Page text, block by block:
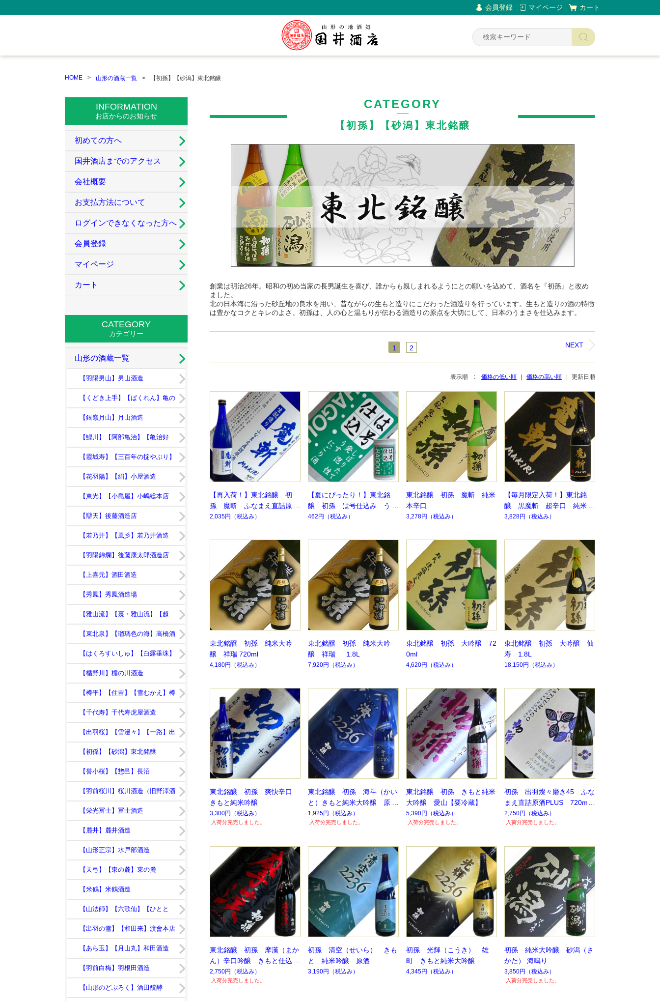
会員登録 マイページ カート
HOME 山形の酒蔵一覧 【初孫】【砂潟】東北銘醸
CATEGORY
【初孫】【砂潟】東北銘醸
創業は明治26年。昭和の初め当家の長男誕生を喜び、誰からも親しまれるようにとの願いを込めて、酒名を『初孫』と改め
ました。
北の日本海に沿った砂丘地の良水を用い、昔ながらの生もと造りにこだわった酒造りを行っています。生もと造りの酒の特徴
は豊かなコクとキレのよさ。初孫は、人の心と温もりが伝わる酒造りの原点を大切にして、日本のうまさを仕込みます。
NEXT
1 2
表示順 : 価格の低い順 価格の高い順 更新日順
【再入荷！】東北銘醸 初
孫 魔斬 ふなまえ直詰原
酒 純米吟醸 720ml
2,035円 （税込み）
【夏にぴったり！】東北銘
醸 初孫 は号仕込み うす
にごり生酒 180ml【要冷
462円 （税込み）
東北銘醸 初孫 魔斬 純米
本辛口
3,278円 （税込み）
【毎月限定入荷！】東北銘
醸 黒魔斬 超辛口 純米大
吟醸
3,828円 （税込み）
東北銘醸 初孫 純米大吟
醸 祥瑞 720ml
4,180円 （税込み）
東北銘醸 初孫 純米大吟
醸 祥瑞 1.8L
7,920円 （税込み）
東北銘醸 初孫 大吟醸 72
0ml
4,620円 （税込み）
東北銘醸 初孫 大吟醸 仙
寿 1.8L
18,150円 （税込み）
東北銘醸 初孫 爽快辛口
きもと純米吟醸
3,300円 （税込み）
入荷分完売しました。
東北銘醸 初孫 海斗（かい
と）きもと純米大吟醸 原
酒 720ml
1,925円 （税込み）
入荷分完売しました。
東北銘醸 初孫 きもと純米
大吟醸 愛山【要冷蔵】
5,390円 （税込み）
入荷分完売しました。
初孫 出羽燦々磨き45 ふな
まえ直詰原酒PLUS 720ml
2,750円 （税込み）
入荷分完売しました。
東北銘醸 初孫 摩漢（まか
ん）辛口吟醸 きもと仕込み
2,750円 （税込み）
入荷分完売しました。
初孫 清空（せいら） きも
と 純米吟醸 原酒
3,190円 （税込み）
初孫 光輝（こうき） 雄
町 きもと純米大吟醸
4,345円 （税込み）
初孫 純米大吟醸 砂潟（さ
かた） 海鳴り
3,850円 （税込み）
入荷分完売しました。
INFORMATION
お店からのお知らせ
初めての方へ
国井酒店までのアクセス
会社概要
お支払方法について
ログインできなくなった方へ
会員登録
マイページ
カート
CATEGORY
カテゴリー
山形の酒蔵一覧
【羽陽男山】男山酒造
【くどき上手】【ばくれん】亀の
井酒造
【銀嶺月山】月山酒造
【鯉川】【阿部亀治】【亀治好
日】鯉川酒造
【霞城寿】【三百年の掟やぶり】
寿虎屋酒造
【花羽陽】【絹】小屋酒造
【東光】【小島屋】小嶋総本店
【辯天】後藤酒造店
【若乃井】【風彡】若乃井酒造
【羽陽錦爛】後藤康太郎酒造店
【上喜元】酒田酒造
【秀鳳】秀鳳酒造場
【雅山流】【裏・雅山流】【超
裏・雅山流】新藤酒造店
【東北泉】【瑠璃色の海】高橋酒
造店【はくろすいしゅ】【白露垂珠】
【竹の露】竹の露
【楯野川】楯の川酒造
【樽平】【住吉】【雪むかえ】樽
平酒造
【千代寿】千代寿虎屋酒造
【出羽桜】【雪漫々】【一路】出
羽桜酒造
【初孫】【砂潟】東北銘醸
【誉小桜】【惣邑】長沼
【羽前桜川】桜川酒造（旧野澤酒
造店）
【栄光冨士】冨士酒造
【麓井】麓井酒造
【山形正宗】水戸部酒造
【天弓】【東の麓】東の麓
【米鶴】米鶴酒造
【山法師】【六歌仙】【ひとと
き】【出羽の雪】【和田来】渡會本店
【あら玉】【月山丸】和田酒造
【羽前白梅】羽根田酒造
【山形のどぶろく】酒田醗酵